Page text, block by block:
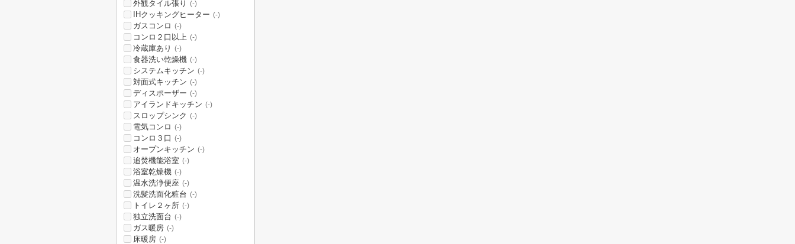
外観タイル張り (-)
IHクッキングヒーター (-)
ガスコンロ (-)
コンロ２口以上 (-)
冷蔵庫あり (-)
食器洗い乾燥機 (-)
システムキッチン (-)
対面式キッチン (-)
ディスポーザー (-)
アイランドキッチン (-)
スロップシンク (-)
電気コンロ (-)
コンロ３口 (-)
オープンキッチン (-)
追焚機能浴室 (-)
浴室乾燥機 (-)
温水洗浄便座 (-)
洗髪洗面化粧台 (-)
トイレ２ヶ所 (-)
独立洗面台 (-)
ガス暖房 (-)
床暖房 (-)